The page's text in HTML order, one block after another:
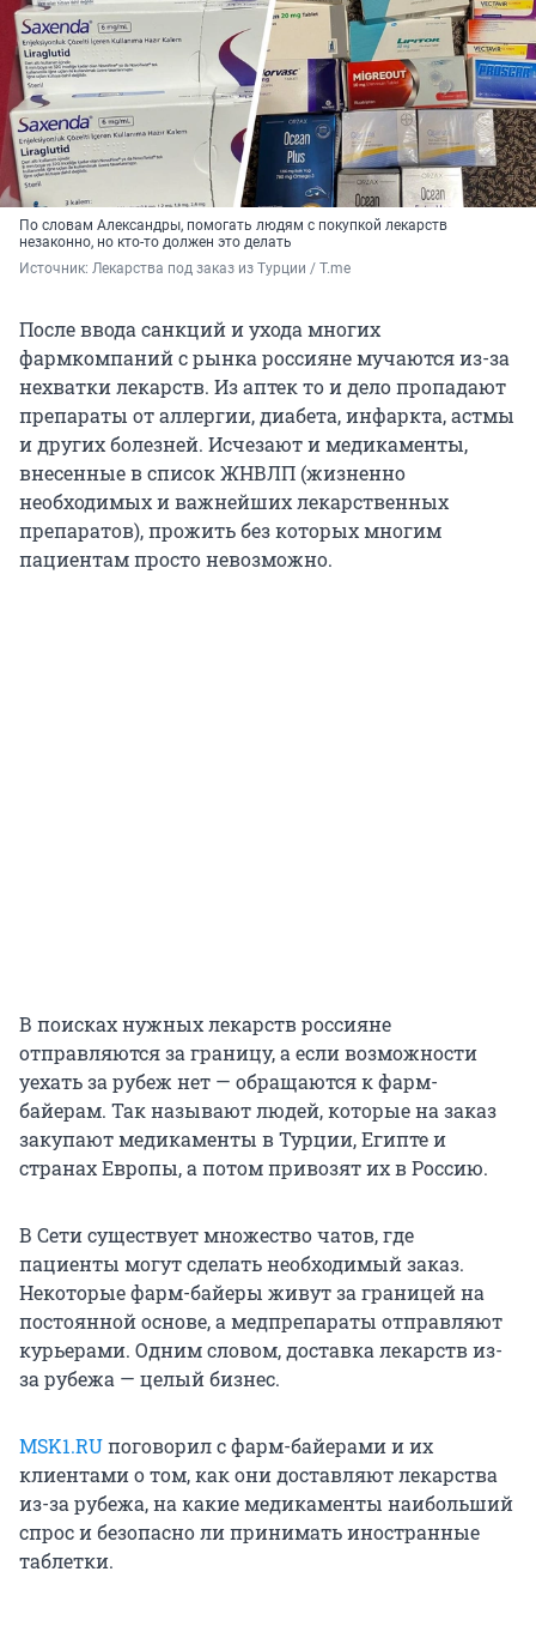
По словам Александры, помогать людям с покупкой лекарств
незаконно, но кто-то должен это делать
Источник: Лекарства под заказ из Турции / T.me
После ввода санкций и ухода многих
фармкомпаний с рынка россияне мучаются из-за
нехватки лекарств. Из аптек то и дело пропадают
препараты от аллергии, диабета, инфаркта, астмы
и других болезней. Исчезают и медикаменты,
внесенные в список ЖНВЛП (жизненно
необходимых и важнейших лекарственных
препаратов), прожить без которых многим
пациентам просто невозможно.
В поисках нужных лекарств россияне
отправляются за границу, а если возможности
уехать за рубеж нет — обращаются к фарм-
байерам. Так называют людей, которые на заказ
закупают медикаменты в Турции, Египте и
странах Европы, а потом привозят их в Россию.
В Сети существует множество чатов, где
пациенты могут сделать необходимый заказ.
Некоторые фарм-байеры живут за границей на
постоянной основе, а медпрепараты отправляют
курьерами. Одним словом, доставка лекарств из-
за рубежа — целый бизнес.
MSK1.RUпоговорил с фарм-байерами и их
клиентами о том, как они доставляют лекарства
из-за рубежа, на какие медикаменты наибольший
спрос и безопасно ли принимать иностранные
таблетки.